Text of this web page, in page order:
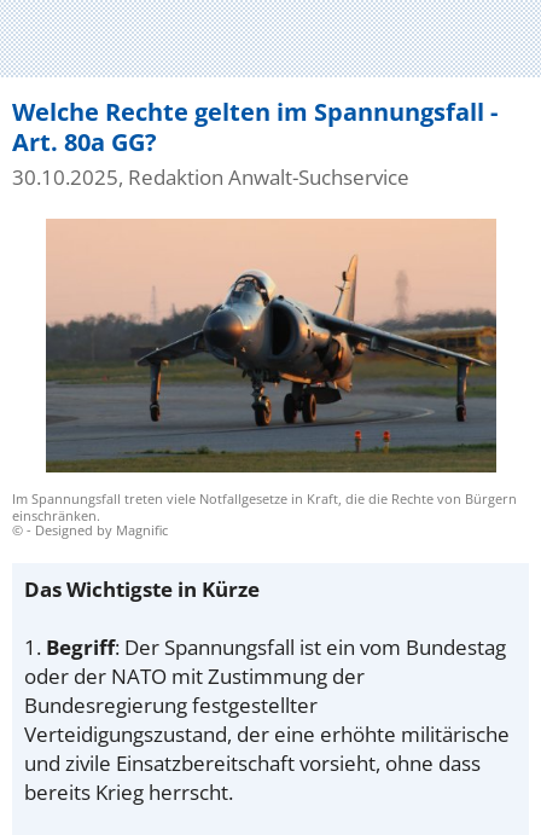
Welche Rechte gelten im Spannungsfall -
Art. 80a GG?
30.10.2025, Redaktion Anwalt-Suchservice
Im Spannungsfall treten viele Notfallgesetze in Kraft, die die Rechte von Bürgern
einschränken.
© - Designed by Magnific
Das Wichtigste in Kürze
1. Begriff: Der Spannungsfall ist ein vom Bundestag
oder der NATO mit Zustimmung der
Bundesregierung festgestellter
Verteidigungszustand, der eine erhöhte militärische
und zivile Einsatzbereitschaft vorsieht, ohne dass
bereits Krieg herrscht.